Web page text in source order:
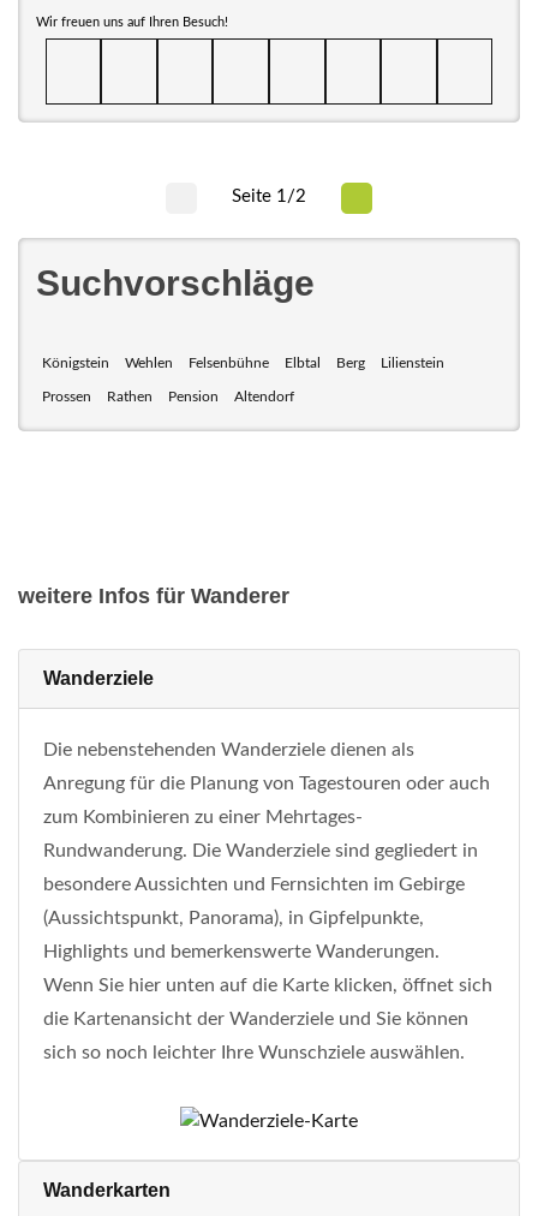
Wir freuen uns auf Ihren Besuch!
Seite 1/2
Suchvorschläge
Königstein Wehlen Felsenbühne Elbtal Berg Lilienstein
Prossen Rathen Pension Altendorf
weitere Infos für Wanderer
Wanderziele
Die nebenstehenden Wanderziele dienen als
Anregung für die Planung von Tagestouren oder auch
zum Kombinieren zu einer Mehrtages-
Rundwanderung. Die Wanderziele sind gegliedert in
besondere Aussichten und Fernsichten im Gebirge
(Aussichtspunkt, Panorama), in Gipfelpunkte,
Highlights und bemerkenswerte Wanderungen.
Wenn Sie hier unten auf die Karte klicken, öffnet sich
die Kartenansicht der Wanderziele und Sie können
sich so noch leichter Ihre Wunschziele auswählen.
Wanderkarten